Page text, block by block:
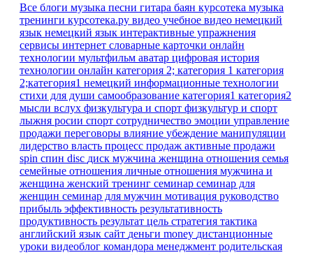
Все блоги музыка песни гитара баян курсотека музыка
тренинги курсотека.ру видео учебное видео немецкий
язык немецкий язык интерактивные упражнения
сервисы интернет словарные карточки онлайн
технологии мультфильм аватар цифровая история
технологии онлайн категория 2; категория 1 категория
2;категория1 немецкий информационные технологии
стихи для души самообразование категория1 категория2
мысли вслух физкультура и спорт физкультур и спорт
лыжня росии спорт сотрудничество эмоции управление
продажи переговоры влияние убеждение манипуляции
лидерство власть процесс продаж активные продажи
spin спин disc диск мужчина женщина отношения семья
семейные отношения личные отношения мужчина и
женщина женский тренинг семинар семинар для
женщин семинар для мужчин мотивация руководство
прибыль эффективность результативность
продуктивность результат цель стратегия тактика
английский язык сайт деньги money дистанционные
уроки видеоблог командора менеджмент родительская